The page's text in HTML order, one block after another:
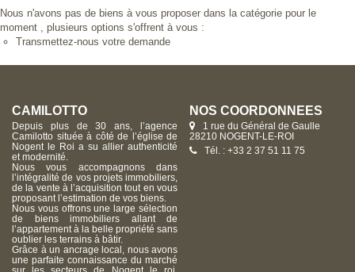
Nous n'avons pas de biens à vous proposer dans la catégorie pour le
moment , plusieurs options s'offrent à vous :
Transmettez-nous votre demande
CAMILOTTO
Depuis plus de 30 ans, l’agence
Camilotto située à côté de l’église de
Nogent le Roi a su allier authenticité
et modernité.
Nous vous accompagnons dans
l’intégralité de vos projets immobiliers,
de la vente à l’acquisition tout en vous
proposant l’estimation de vos biens.
Nous vous offrons une large sélection
de biens immobiliers allant de
l’appartement à la belle propriété sans
oublier les terrains à bâtir.
Grâce à un ancrage local, nous avons
une parfaite connaissance du marché
NOS COORDONNÉES
1 rue du Général de Gaulle
28210 NOGENT-LE-ROI
Tél. : +33 2 37 51 11 75